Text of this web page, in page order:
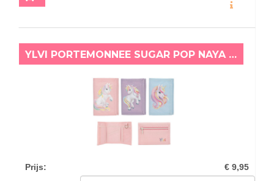
YLVI PORTEMONNEE SUGAR POP NAYA ROZE
Prijs: € 9,95